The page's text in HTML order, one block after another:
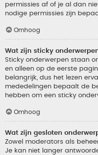
permissies af of je al dan
nodige permissies zijn
Omhoog
Wat zijn sticky
Sticky onderwerpen staan
en alleen op de eerste
belangrijk, dus het lezen
mededelingen bepaalt de
hebben om een sticky
Omhoog
Wat zijn gesloten
Zowel moderators als
Je kan niet langer